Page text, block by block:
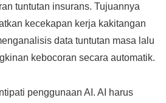
tuntutan insurans. Tujuannya
kecekapan kerja kakitangan
data tuntutan masa lalu
kebocoran secara automatik.
penggunaan AI. AI harus